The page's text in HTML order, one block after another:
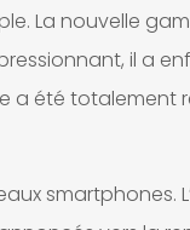
La nouvelle
il a
été totalement
smartphones.